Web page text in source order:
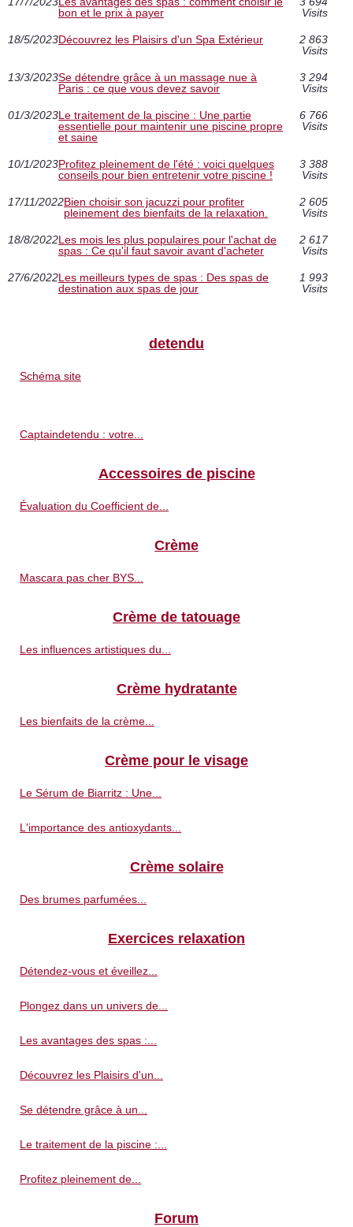
bon et le prix à payer
Visits
18/5/2023Découvrez les Plaisirs d'un Spa Extérieur
2 863
Visits
13/3/2023Se détendre grâce à un massage nue à
Paris : ce que vous devez savoir
3 294
Visits
01/3/2023Le traitement de la piscine : Une partie
essentielle pour maintenir une piscine propre
et saine
6 766
Visits
10/1/2023Profitez pleinement de l'été : voici quelques
conseils pour bien entretenir votre piscine !
3 388
Visits
17/11/2022Bien choisir son jacuzzi pour profiter
pleinement des bienfaits de la relaxation.
2 605
Visits
18/8/2022Les mois les plus populaires pour l'achat de
spas : Ce qu'il faut savoir avant d'acheter
2 617
Visits
27/6/2022Les meilleurs types de spas : Des spas de
destination aux spas de jour
1 993
Visits
detendu
Schéma site
Captaindetendu : votre...
Accessoires de piscine
Évaluation du Coefficient de...
Crème
Mascara pas cher BYS...
Crème de tatouage
Les influences artistiques du...
Crème hydratante
Les bienfaits de la crème...
Crème pour le visage
Le Sérum de Biarritz : Une...
L'importance des antioxydants...
Crème solaire
Des brumes parfumées...
Exercices relaxation
Détendez-vous et éveillez...
Plongez dans un univers de...
Les avantages des spas :...
Découvrez les Plaisirs d'un...
Se détendre grâce à un...
Le traitement de la piscine :...
Profitez pleinement de...
Forum